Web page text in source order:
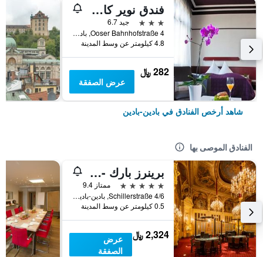
فندق نوير كارلزهوف
3 نجوم
جيد 6.7
Ooser Bahnhofstraße 4, بادين-بادين, بادن - فورتمبيرغ, ألمانيا
4.8 كيلومتر عن وسط المدينة
282 ﷼
عرض الصفقة
شاهد أرخص الفنادق في بادين-بادين
الفنادق الموصى بها
برينرز بارك - هوتل آند سبا، أوتكر هوتلز
5 نجوم
ممتاز 9.4
Schillerstraße 4/6, بادين-بادين, بادن - فورتمبيرغ, ألمانيا
0.5 كيلومتر عن وسط المدينة
2,324 ﷼
عرض
الصفقة